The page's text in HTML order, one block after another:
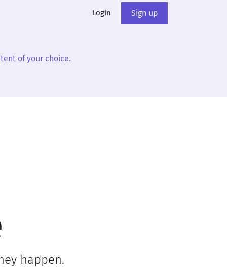
Login Sign up
of your choice.
happen.